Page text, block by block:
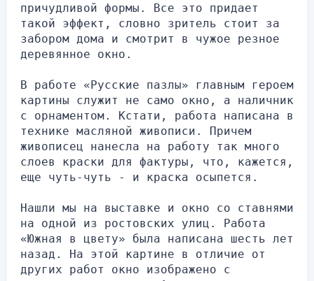
причудливой формы. Все это придает
такой эффект, словно зритель стоит за
забором дома и смотрит в чужое резное
деревянное окно.
В работе «Русские пазлы» главным героем
картины служит не само окно, а наличник
с орнаментом. Кстати, работа написана в
технике масляной живописи. Причем
живописец нанесла на работу так много
слоев краски для фактуры, что, кажется,
еще чуть-чуть - и краска осыпется.
Нашли мы на выставке и окно со ставнями
на одной из ростовских улиц. Работа
«Южная в цвету» была написана шесть лет
назад. На этой картине в отличие от
других работ окно изображено с